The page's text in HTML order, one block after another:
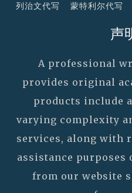
列治文代写
蒙特利尔代写
声
A professional
provides original
products include
varying complexity
services, along with
assistance purposes
from our website